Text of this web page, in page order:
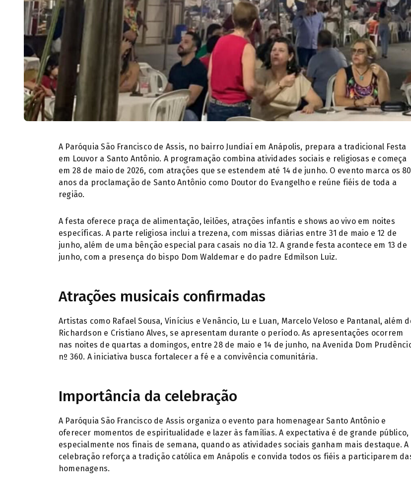
Barraquinha na
A Paróquia São Francisco de Assis, no bairro Jundiaí em Anápolis, prepara a tradicional Festa
em Louvor a Santo Antônio. A programação combina atividades sociais e religiosas e começa
em 28 de maio de 2026, com atrações que se estendem até 14 de junho. O evento marca os 80
anos da proclamação de Santo Antônio como Doutor do Evangelho e reúne fiéis de toda a
região.
A festa oferece praça de alimentação, leilões, atrações infantis e shows ao vivo em noites
específicas. A parte religiosa inclui a trezena, com missas diárias entre 31 de maio e 12 de
junho, além de uma bênção especial para casais no dia 12. A grande festa acontece em 13 de
junho, com a presença do bispo Dom Waldemar e do padre Edmilson Luiz.
Atrações musicais confirmadas
Artistas como Rafael Sousa, Vinícius e Venâncio, Lu e Luan, Marcelo Veloso e Pantanal, além
Richardson e Cristiano Alves, se apresentam durante o período. As apresentações ocorrem
nas noites de quartas a domingos, entre 28 de maio e 14 de junho, na Avenida Dom
nº 360. A iniciativa busca fortalecer a fé e a convivência comunitária.
Importância da celebração
A Paróquia São Francisco de Assis organiza o evento para homenagear Santo Antônio e
oferecer momentos de espiritualidade e lazer às famílias. A expectativa é de grande público,
especialmente nos finais de semana, quando as atividades sociais ganham mais destaque. A
celebração reforça a tradição católica em Anápolis e convida todos os fiéis a participarem
homenagens.